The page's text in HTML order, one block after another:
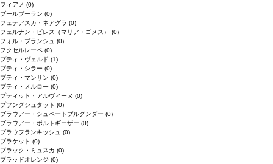
フィアノ (0)
ブールブーラン (0)
フェテアスカ・ネアグラ (0)
フェルナン・ピレス（マリア・ゴメス） (0)
フォル・ブランシュ (0)
フクセルレーベ (0)
プティ・ヴェルド (1)
プティ・シラー (0)
プティ・マンサン (0)
プティ・メルロー (0)
プティット・アルヴィーヌ (0)
プフングシュタット (0)
ブラウアー・シュペートブルグンダー (0)
ブラウアー・ポルトギーザー (0)
ブラウフランキッシュ (0)
ブラケット (0)
ブラック・ミュスカ (0)
ブラッドオレンジ (0)